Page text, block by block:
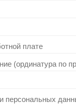
плате
(ординатура по